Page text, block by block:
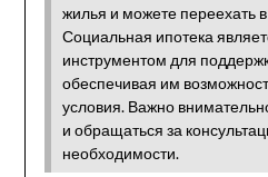
жилья и можете переехать
Социальная ипотека
инструментом для
обеспечивая им
условия. Важно
и обращаться за
необходимости.